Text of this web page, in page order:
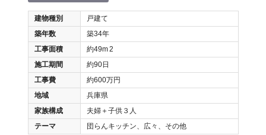
建物種別
戸建て
築年数
築34年
工事面積
約49m2
施工期間
約90日
工事費
約600万円
地域
兵庫県
家族構成
夫婦＋子供３人
テーマ
団らんキッチン、広々、その他